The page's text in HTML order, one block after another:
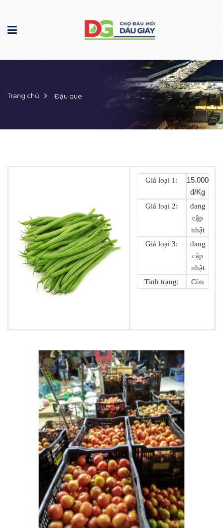
Trang chủ Đậu que
Giá loại 1:
15.000
đ/Kg
Giá loại 2:
đang
cập
nhật
Giá loại 3:
đang
cập
nhật
Tình trạng:
Còn